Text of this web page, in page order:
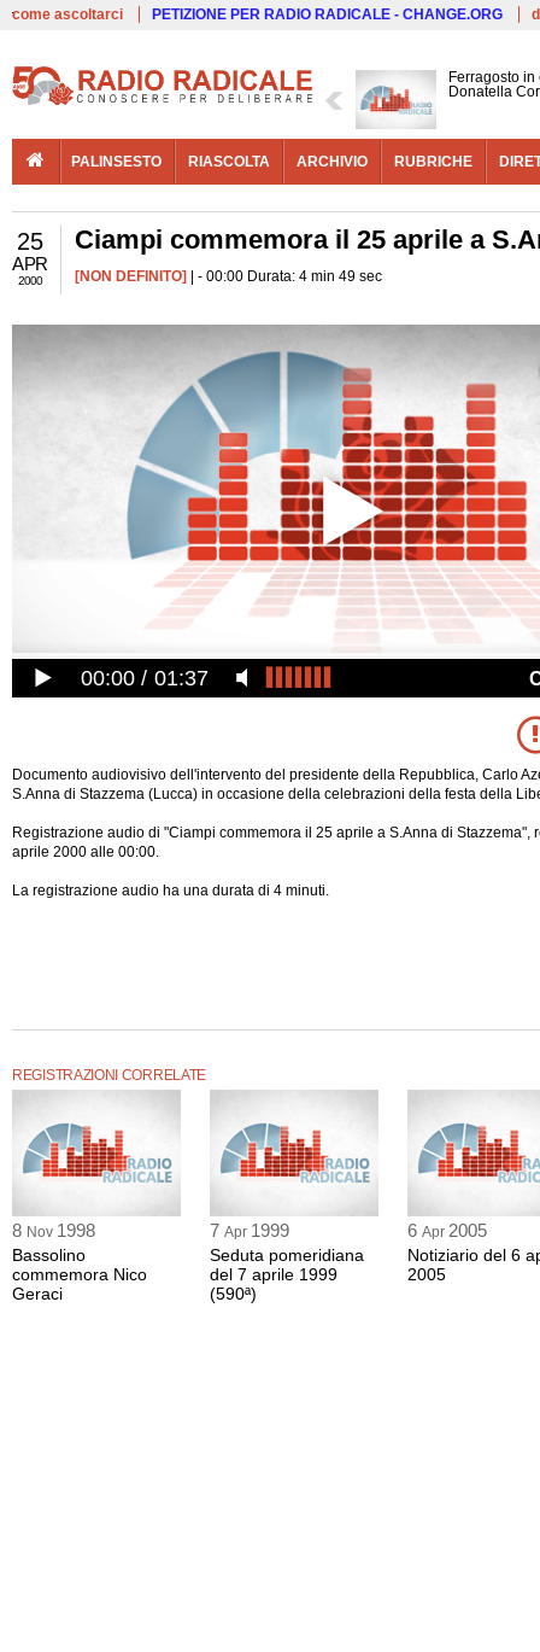
come ascoltarci PETIZIONE PER RADIO RADICALE - CHANGE.ORG
Ferragosto
Donatella
PALINSESTO RIASCOLTA ARCHIVIO RUBRICHE
25
APR
2000
Ciampi commemora il 25 aprile a
[NON DEFINITO] | - 00:00 Durata: 4 min 49 sec
00:00 01:37
Documento audiovisivo dell'intervento del presidente della Repubblica, Carlo
S.Anna di Stazzema (Lucca) in occasione della celebrazioni della festa della
Registrazione audio di "Ciampi commemora il 25 aprile a S.Anna di Stazzema",
aprile 2000 alle 00:00.
La registrazione audio ha una durata di 4 minuti.
REGISTRAZIONI CORRELATE
8 Nov 1998
Bassolino
commemora Nico
Geraci
7 Apr 1999
Seduta pomeridiana
del 7 aprile 1999
(590ª)
6 Apr 2005
Notiziario del 6
2005